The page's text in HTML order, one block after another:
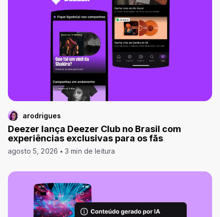
arodrigues
Deezer lança Deezer Club no Brasil com
experiências exclusivas para os fãs
agosto 5, 2026 3 min de leitura